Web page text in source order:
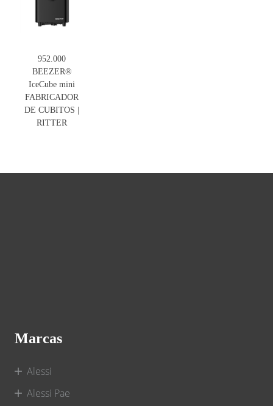
952.000
BEEZER®
IceCube mini
FABRICADOR
DE CUBITOS |
RITTER
Marcas
Alessi
Alessi Pae